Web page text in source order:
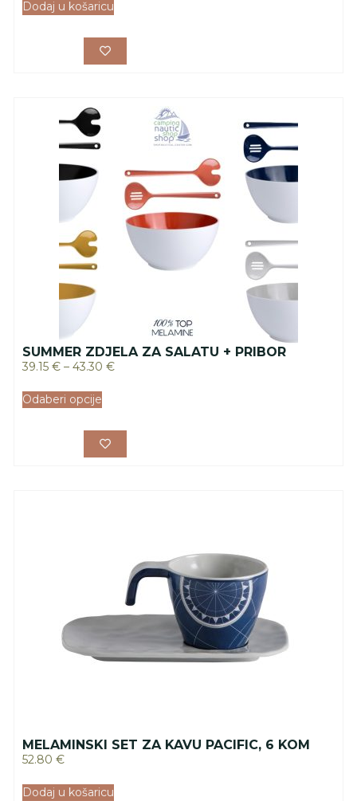
Dodaj u košaricu
SUMMER ZDJELA ZA SALATU + PRIBOR
39.15 € – 43.30 €
Odaberi opcije
MELAMINSKI SET ZA KAVU PACIFIC, 6 KOM
52.80 €
Dodaj u košaricu